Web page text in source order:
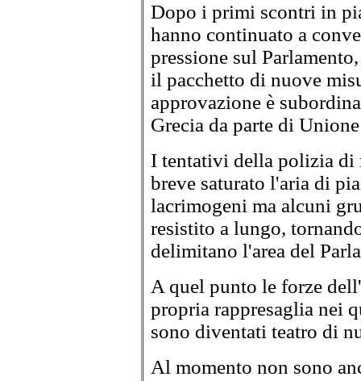
Dopo i primi scontri in
hanno continuato a
pressione sul
il pacchetto di nuove
approvazione è
Grecia da parte di
I tentativi della polizia di
breve saturato l'aria di
lacrimogeni ma alcuni
resistito a lungo,
delimitano l'area del
A quel punto le forze
propria rappresaglia nei
sono diventati teatro di
Al momento non sono